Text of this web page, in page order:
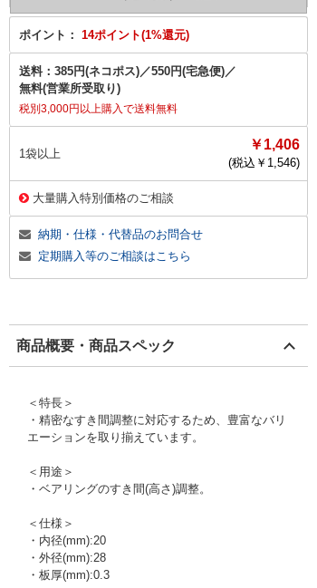
ポイント： 14ポイント(1%還元)
送料： 385円(ネコポス)／550円(宅急便)／
無料(営業所受取り)
税別3,000円以上購入で送料無料
1袋以上
￥1,406
(税込￥ 1,546)
大量購入特別価格のご相談
納期・仕様・代替品のお問合せ
定期購入等のご相談はこちら
商品概要・商品スペック
＜特長＞
・精密なすき間調整に対応するため、豊富なバリ
エーションを取り揃えています。
＜用途＞
・ベアリングのすき間(高さ)調整。
＜仕様＞
・内径(mm):20
・外径(mm):28
・板厚(mm):0.3